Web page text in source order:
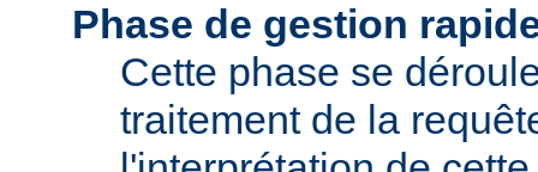
Phase de gestion
Cette phase se
traitement de la